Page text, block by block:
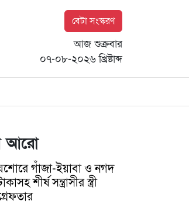
বেটা সংস্করণ
আজ শুক্রবার
০৭-০৮-২০২৬ খ্রিষ্টাব্দ
আরো
গাঁজা-ইয়াবা ও নগদ
শীর্ষ সন্ত্রাসীর স্ত্রী